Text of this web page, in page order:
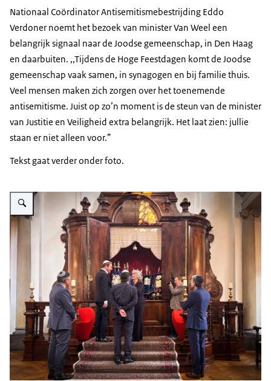
Nationaal Coördinator Antisemitismebestrijding Eddo
Verdoner noemt het bezoek van minister Van Weel een
belangrijk signaal naar de Joodse gemeenschap, in Den Haag
en daarbuiten. ,,Tijdens de Hoge Feestdagen komt de Joodse
gemeenschap vaak samen, in synagogen en bij familie thuis.
Veel mensen maken zich zorgen over het toenemende
antisemitisme. Juist op zo’n moment is de steun van de minister
van Justitie en Veiligheid extra belangrijk. Het laat zien: jullie
staan er niet alleen voor.”
Tekst gaat verder onder foto.
Vergroot afbeelding Minister van Weel krijgt een rondleiding van rabbijn